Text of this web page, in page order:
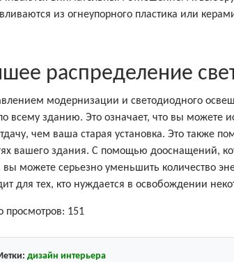
из огнеупорного пластика или
распределение
модернизации и светодиодного
всему зданию. Это означает, что вы можете
чем ваша старая установка. Это также
вашего здания. С помощью дооснащений,
вы можете серьезно уменьшить количество
для тех, кто нуждается в освобождении
просмотров: 151
дизайн интерьера